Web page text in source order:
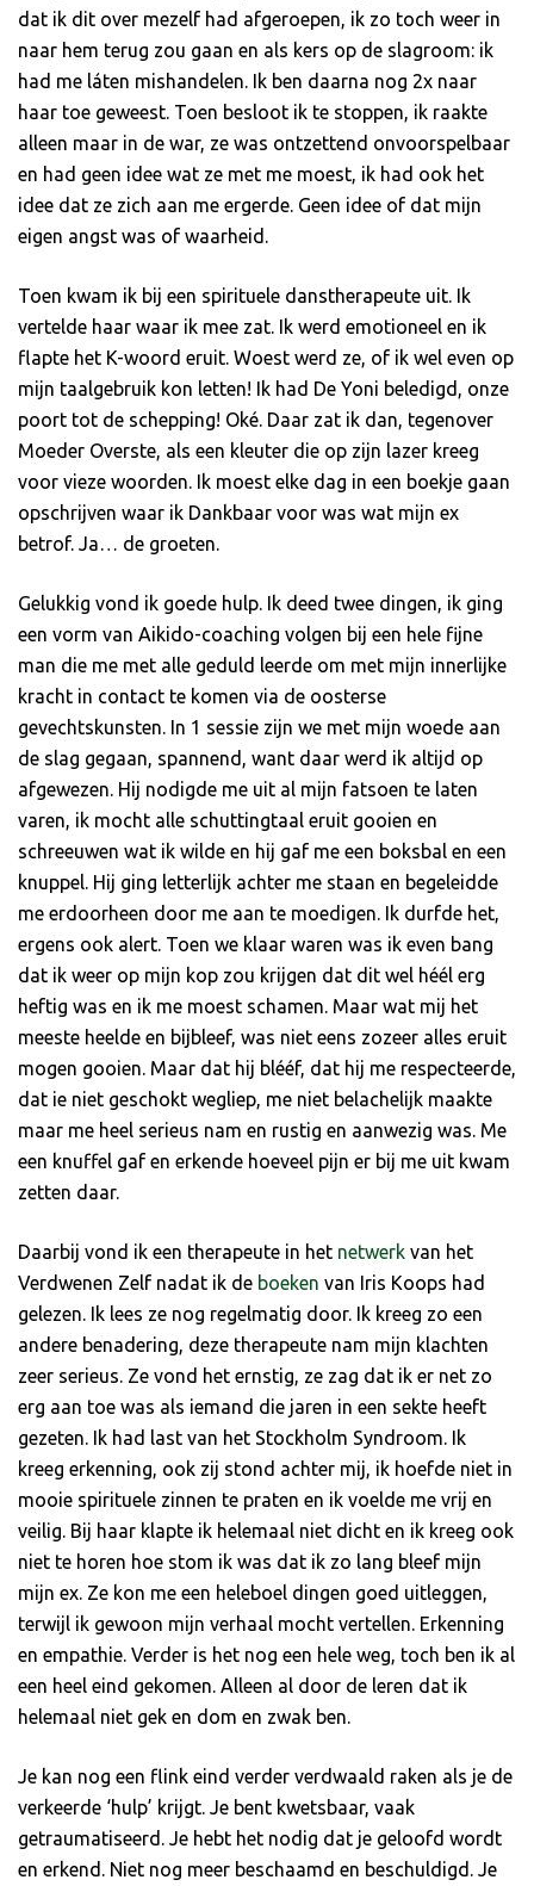
dat ik dit over mezelf had afgeroepen, ik zo toch weer in
naar hem terug zou gaan en als kers op de slagroom: ik
had me láten mishandelen. Ik ben daarna nog 2x naar
haar toe geweest. Toen besloot ik te stoppen, ik raakte
alleen maar in de war, ze was ontzettend onvoorspelbaar
en had geen idee wat ze met me moest, ik had ook het
idee dat ze zich aan me ergerde. Geen idee of dat mijn
eigen angst was of waarheid.
Toen kwam ik bij een spirituele danstherapeute uit. Ik
vertelde haar waar ik mee zat. Ik werd emotioneel en ik
flapte het K-woord eruit. Woest werd ze, of ik wel even op
mijn taalgebruik kon letten! Ik had De Yoni beledigd, onze
poort tot de schepping! Oké. Daar zat ik dan, tegenover
Moeder Overste, als een kleuter die op zijn lazer kreeg
voor vieze woorden. Ik moest elke dag in een boekje gaan
opschrijven waar ik Dankbaar voor was wat mijn ex
betrof. Ja… de groeten.
Gelukkig vond ik goede hulp. Ik deed twee dingen, ik ging
een vorm van Aikido-coaching volgen bij een hele fijne
man die me met alle geduld leerde om met mijn innerlijke
kracht in contact te komen via de oosterse
gevechtskunsten. In 1 sessie zijn we met mijn woede aan
de slag gegaan, spannend, want daar werd ik altijd op
afgewezen. Hij nodigde me uit al mijn fatsoen te laten
varen, ik mocht alle schuttingtaal eruit gooien en
schreeuwen wat ik wilde en hij gaf me een boksbal en een
knuppel. Hij ging letterlijk achter me staan en begeleidde
me erdoorheen door me aan te moedigen. Ik durfde het,
ergens ook alert. Toen we klaar waren was ik even bang
dat ik weer op mijn kop zou krijgen dat dit wel héél erg
heftig was en ik me moest schamen. Maar wat mij het
meeste heelde en bijbleef, was niet eens zozeer alles eruit
mogen gooien. Maar dat hij blééf, dat hij me respecteerde,
dat ie niet geschokt wegliep, me niet belachelijk maakte
maar me heel serieus nam en rustig en aanwezig was. Me
een knuffel gaf en erkende hoeveel pijn er bij me uit kwam
zetten daar.
Daarbij vond ik een therapeute in het netwerk van het
Verdwenen Zelf nadat ik de boeken van Iris Koops had
gelezen. Ik lees ze nog regelmatig door. Ik kreeg zo een
andere benadering, deze therapeute nam mijn klachten
zeer serieus. Ze vond het ernstig, ze zag dat ik er net zo
erg aan toe was als iemand die jaren in een sekte heeft
gezeten. Ik had last van het Stockholm Syndroom. Ik
kreeg erkenning, ook zij stond achter mij, ik hoefde niet in
mooie spirituele zinnen te praten en ik voelde me vrij en
veilig. Bij haar klapte ik helemaal niet dicht en ik kreeg ook
niet te horen hoe stom ik was dat ik zo lang bleef mijn
mijn ex. Ze kon me een heleboel dingen goed uitleggen,
terwijl ik gewoon mijn verhaal mocht vertellen. Erkenning
en empathie. Verder is het nog een hele weg, toch ben ik al
een heel eind gekomen. Alleen al door de leren dat ik
helemaal niet gek en dom en zwak ben.
Je kan nog een flink eind verder verdwaald raken als je de
verkeerde ‘hulp’ krijgt. Je bent kwetsbaar, vaak
getraumatiseerd. Je hebt het nodig dat je geloofd wordt
en erkend. Niet nog meer beschaamd en beschuldigd. Je